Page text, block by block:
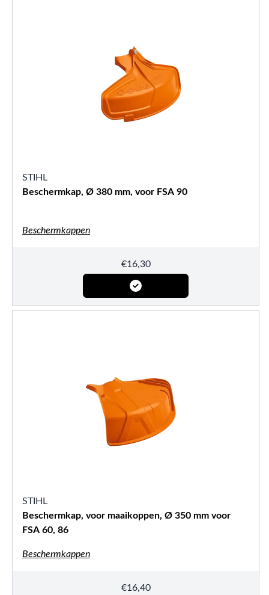
STIHL
Beschermkap, Ø 380 mm, voor FSA 90
Beschermkappen
€16,30
STIHL
Beschermkap, voor maaikoppen, Ø 350 mm voor
FSA 60, 86
Beschermkappen
€16,40